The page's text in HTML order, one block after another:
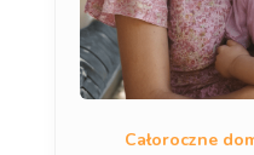
Całoroczne